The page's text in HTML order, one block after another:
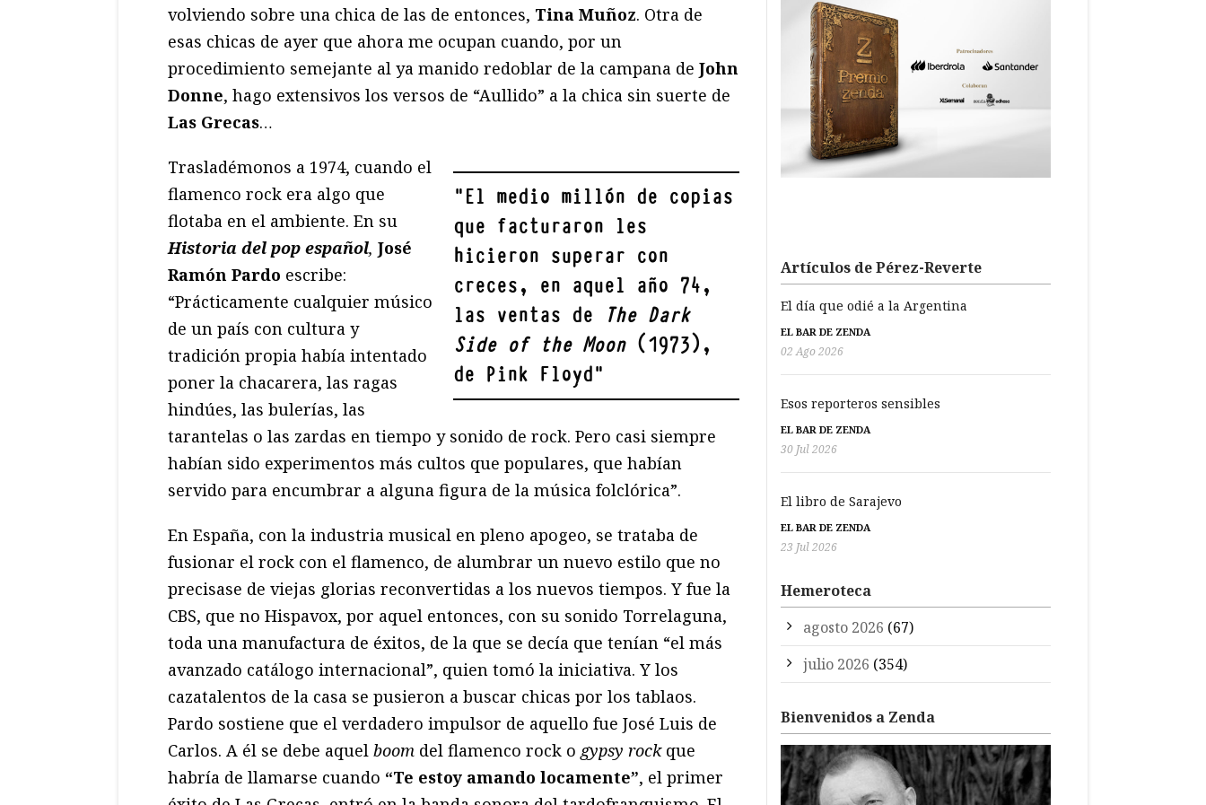
volviendo sobre una chica de las de entonces, Tina Muñoz. Otra de
esas chicas de ayer que ahora me ocupan cuando, por un
procedimiento semejante al ya manido redoblar de la campana de John
Donne, hago extensivos los versos de “Aullido” a la chica sin suerte de
Las Grecas…
"El medio millón de copias
que facturaron les
hicieron superar con
creces, en aquel año 74,
las ventas de
The Dark
Side of the Moon(1973),
de Pink Floyd"
Trasladémonos a 1974, cuando el
flamenco rock era algo que
flotaba en el ambiente. En su
Historia del pop español, José
Ramón Pardo escribe:
“Prácticamente cualquier músico
de un país con cultura y
tradición propia había intentado
poner la chacarera, las ragas
hindúes, las bulerías, las
tarantelas o las zardas en tiempo y sonido de rock. Pero casi siempre
habían sido experimentos más cultos que populares, que habían
servido para encumbrar a alguna figura de la música folclórica”.
En España, con la industria musical en pleno apogeo, se trataba de
fusionar el rock con el flamenco, de alumbrar un nuevo estilo que no
precisase de viejas glorias reconvertidas a los nuevos tiempos. Y fue la
CBS, que no Hispavox, por aquel entonces, con su sonido Torrelaguna,
toda una manufactura de éxitos, de la que se decía que tenían “el más
avanzado catálogo internacional”, quien tomó la iniciativa. Y los
cazatalentos de la casa se pusieron a buscar chicas por los tablaos.
Pardo sostiene que el verdadero impulsor de aquello fue José Luis de
Carlos. A él se debe aquel boom del flamenco rock o gypsy rock que
habría de llamarse cuando “Te estoy amando locamente”, el primer
Artículos de Pérez-Reverte
El día que odié a la Argentina
EL BAR DE ZENDA
02 Ago 2026
Esos reporteros sensibles
EL BAR DE ZENDA
30 Jul 2026
El libro de Sarajevo
EL BAR DE ZENDA
23 Jul 2026
Hemeroteca
agosto 2026 (67)
julio 2026 (354)
Bienvenidos a Zenda